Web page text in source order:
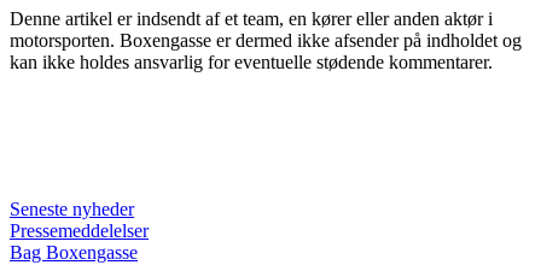
Denne artikel er indsendt af et team, en kører eller anden aktør i
motorsporten. Boxengasse er dermed ikke afsender på indholdet og
kan ikke holdes ansvarlig for eventuelle stødende kommentarer.
Seneste nyheder
Pressemeddelelser
Bag Boxengasse